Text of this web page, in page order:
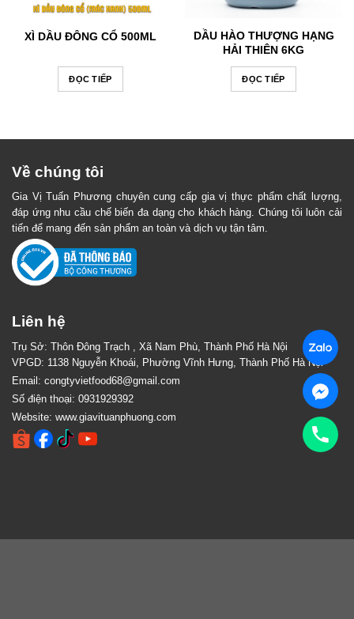
XÌ DẦU ĐÔNG CỔ 500ML
ĐỌC TIẾP
DẦU HÀO THƯỢNG HẠNG
HẢI THIÊN 6KG
ĐỌC TIẾP
Về chúng tôi
Gia Vị Tuấn Phương chuyên cung cấp gia vị thực phẩm chất lượng,
đáp ứng nhu cầu chế biến đa dạng cho khách hàng. Chúng tôi luôn cải
tiến để mang đến sản phẩm an toàn và dịch vụ tận tâm.
Liên hệ
Trụ Sở: Thôn Đông Trạch , Xã Nam Phù, Thành Phố Hà Nội
VPGD: 1138 Nguyễn Khoái, Phường Vĩnh Hưng, Thành Phố Hà Nội
Email: congtyvietfood68@gmail.com
Số điện thoại: 0931929392
Website: www.giavituanphuong.com